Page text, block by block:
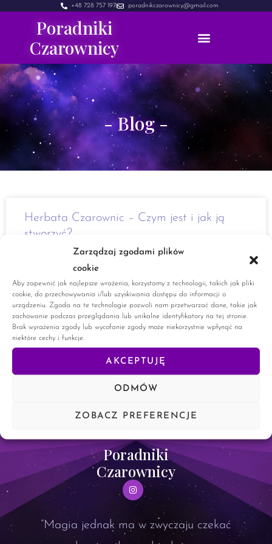
Zarządzaj zgodami plików
cookie
Aby zapewnić jak najlepsze wrażenia, korzystamy z technologii, takich jak pliki
cookie, do przechowywania i/lub uzyskiwania dostępu do informacji o
urządzeniu. Zgoda na te technologie pozwoli nam przetwarzać dane, takie jak
zachowanie podczas przeglądania lub unikalne identyfikatory na tej stronie.
Brak wyrażenia zgody lub wycofanie zgody może niekorzystnie wpłynąć na
niektóre cechy i funkcje.
AKCEPTUJĘ
ODMÓW
ZOBACZ PREFERENCJE
+48 728 757 197 poradnikczarownicy@gmail.com
Poradniki
Czarownicy
- Blog -
Herbata Czarownic – Czym jest i jak ją
stworzyć?
Cześć. Dzisiaj przychodzę do was z trochę lżejszym postem.
dla was ciekawą odskocznią od codzienności. Magiczna
herbata czarownic. Herbata od wieków była
CZYTAJ WIĘCEJ »
Poradniki
Czarownicy
”Magia jednak ma w zwyczaju czekać